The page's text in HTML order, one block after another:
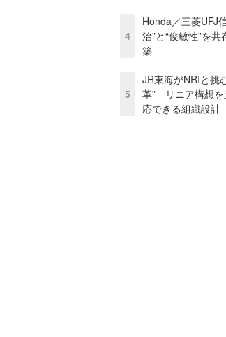
4
Honda／三菱UFJ
治”と“俊敏性”を
築
5
JR東海がNRIと挑
革” リニア構想を
応できる組織設計